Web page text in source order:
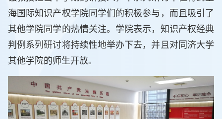
海国际知识产权学院同学们的积极参与，而且吸引了
其他学院同学的热情关注。学院表示，知识产权经典
判例系列研讨将持续性地举办下去，并且对同济大学
其他学院的师生开放。